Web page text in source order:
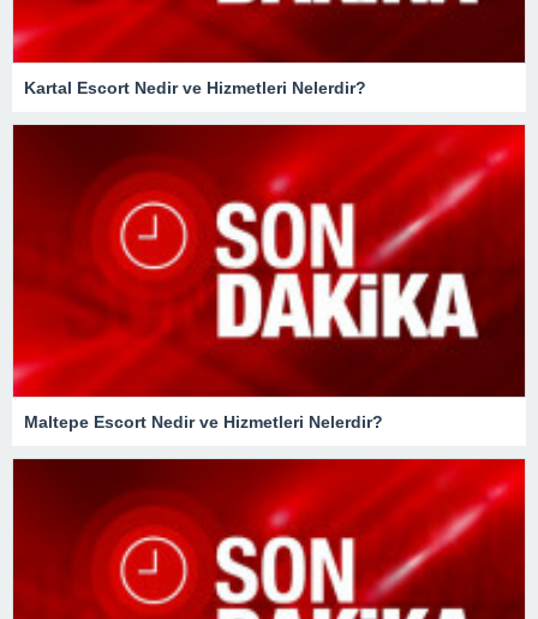
Kartal Escort Nedir ve Hizmetleri Nelerdir?
Maltepe Escort Nedir ve Hizmetleri Nelerdir?